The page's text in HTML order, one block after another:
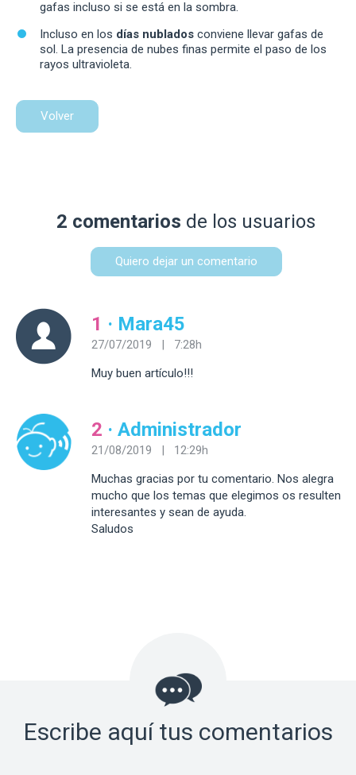
gafas incluso si se está en la sombra.
Incluso en los días nublados conviene llevar gafas de
sol. La presencia de nubes finas permite el paso de los
rayos ultravioleta.
Volver
2 comentarios de los usuarios
Quiero dejar un comentario
1 · Mara45
27/07/2019 | 7:28h
Muy buen artículo!!!
2 · Administrador
21/08/2019 | 12:29h
Muchas gracias por tu comentario. Nos alegra
mucho que los temas que elegimos os resulten
interesantes y sean de ayuda.
Saludos
Escribe aquí tus comentarios